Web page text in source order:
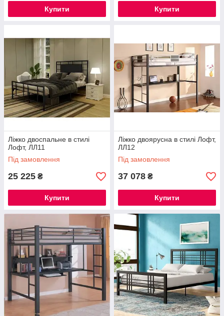
Купити Купити
Ліжко двоспальне в стилі
Лофт, ЛЛ11
Під замовлення
25 225 ₴
Купити
Ліжко двоярусна в стилі Лофт,
ЛЛ12
Під замовлення
37 078 ₴
Купити